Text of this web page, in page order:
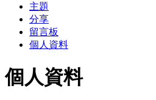
主題
分享
留言板
個人資料
個人資料